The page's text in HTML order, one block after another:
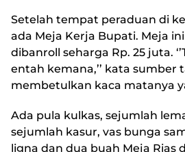
Setelah tempat peraduan di
ada Meja Kerja Bupati. Meja
dibanroll seharga Rp. 25 juta.
entah kemana,’’ kata sumber
membetulkan kaca matanya
Ada pula kulkas, sejumlah
sejumlah kasur, vas bunga
ligna dan dua buah Meja Rias